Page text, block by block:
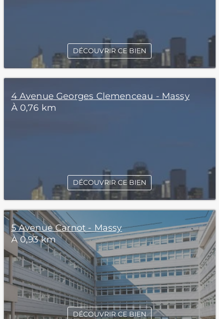
DÉCOUVRIR CE BIEN
4 Avenue Georges Clemenceau - Massy
À 0,76 km
DÉCOUVRIR CE BIEN
5 Avenue Carnot - Massy
À 0,93 km
DÉCOUVRIR CE BIEN